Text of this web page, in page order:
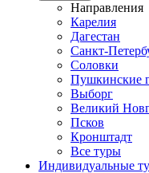
Направления
Карелия
Дагестан
Санкт-
Соловки
Пушкинские
Выборг
Великий
Псков
Кронштадт
Все туры
Индивидуальные